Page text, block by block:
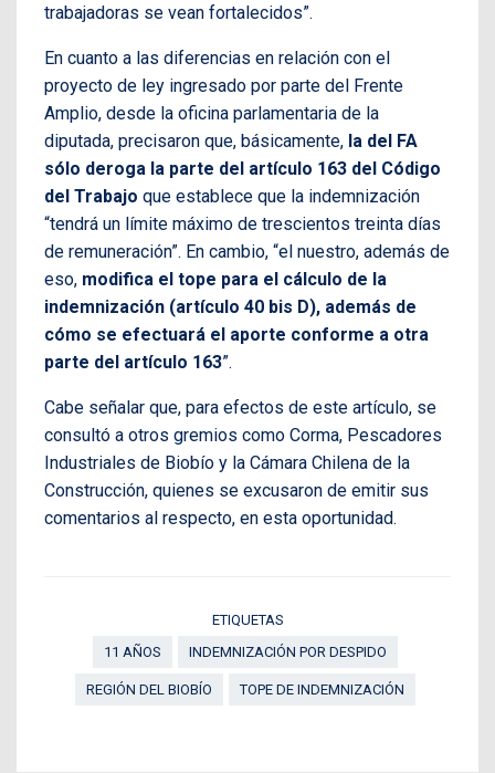
trabajadoras se vean fortalecidos”.
En cuanto a las diferencias en relación con el
proyecto de ley ingresado por parte del Frente
Amplio, desde la oficina parlamentaria de la
diputada, precisaron que, básicamente, la del FA
sólo deroga la parte del artículo 163 del Código
del Trabajo que establece que la indemnización
“tendrá un límite máximo de trescientos treinta días
de remuneración”. En cambio, “el nuestro, además de
eso, modifica el tope para el cálculo de la
indemnización (artículo 40 bis D), además de
cómo se efectuará el aporte conforme a otra
parte del artículo 163”.
Cabe señalar que, para efectos de este artículo, se
consultó a otros gremios como Corma, Pescadores
Industriales de Biobío y la Cámara Chilena de la
Construcción, quienes se excusaron de emitir sus
comentarios al respecto, en esta oportunidad.
ETIQUETAS
11 AÑOS
INDEMNIZACIÓN POR DESPIDO
REGIÓN DEL BIOBÍO TOPE DE INDEMNIZACIÓN